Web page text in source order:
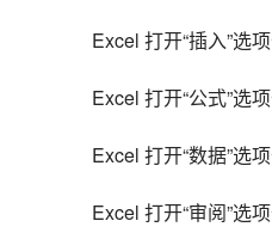
Excel 打开“插入”选
Excel 打开“公式”选
Excel 打开“数据”选
Excel 打开“审阅”选